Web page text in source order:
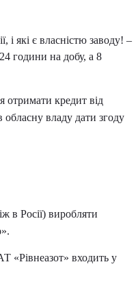
і які є власністю заводу! –
години на добу, а 8
отримати кредит від
владу дати згоду
в Росії) виробляти
«Рівнеазот» входить у